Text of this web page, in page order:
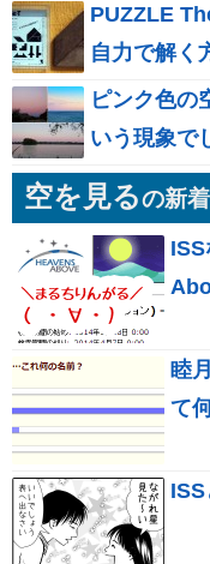
PUZZLE
自力で解く
ピンク色の
いう現象で
空を見るの新
睦
て